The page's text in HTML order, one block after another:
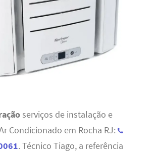
serviços de instalação e
Condicionado em Rocha RJ:
. Técnico Tiago, a referência